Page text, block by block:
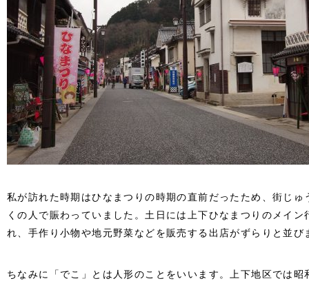
私が訪れた時期はひなまつりの時期の直前だったため、街じ
くの人で賑わっていました。土日には上下ひなまつりのメイ
れ、手作り小物や地元野菜などを販売する出店がずらりと並び
ちなみに「でこ」とは人形のことをいいます。上下地区では